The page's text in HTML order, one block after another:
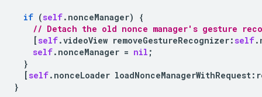
if (self. nonceManager)
{
// Detach the old nonce manager's gesture
[ self.videoView removeGestureRecognizer: self.
self. nonceManager = nil ;
}
[ self. nonceLoader loadNonceManagerWithRequest:
}